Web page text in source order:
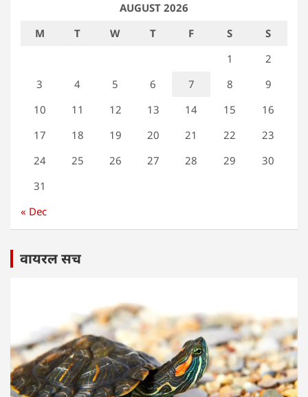
AUGUST 2026
M
T W T F S
S
1
2
3
4 5 6 7 8
9
10
11 12 13 14 15
16
17
18 19 20 21 22
23
24
25 26 27 28 29
30
31
« Dec
वायरल सच